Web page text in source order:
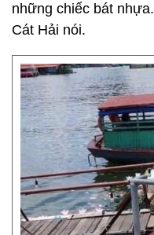
những chiếc bát
Cát Hải nói.